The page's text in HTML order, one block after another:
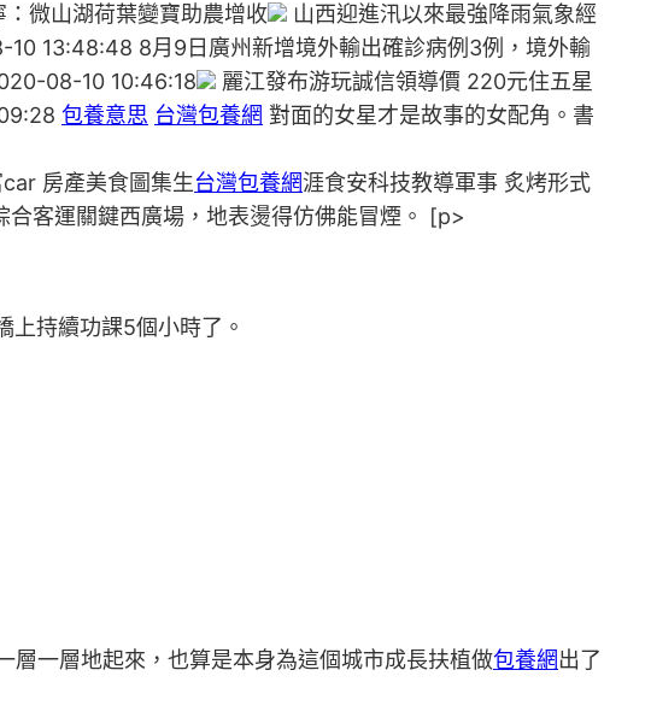
：微山湖荷葉變寶助農增收
山西迎進汛以來最強降雨氣象經
13:48:48 8月9日廣州新增境外輸出確診病例3例，境外輸
08-10 10:46:18
麗江發布游玩誠信領導價 220元住五星
包養意思 台灣包養網 對面的女星才是故事的女配角。書
房產美食圖集生台灣包養網涯食安科技教導軍事 炙烤形式
客運關鍵西廣場，地表燙得仿佛能冒煙。 [p>
上持續功課5個小時了。
一層地起來，也算是本身為這個城市成長扶植做包養網出了